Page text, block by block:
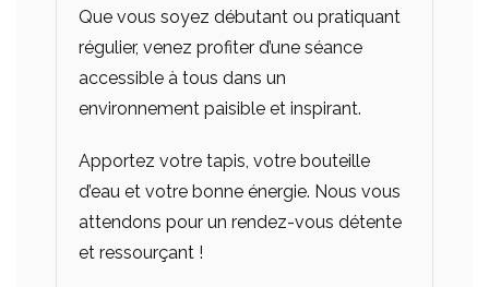
Que vous soyez débutant ou pratiquant
régulier, venez profiter d’une séance
accessible à tous dans un
environnement paisible et inspirant.
Apportez votre tapis, votre bouteille
d’eau et votre bonne énergie. Nous vous
attendons pour un rendez-vous détente
et ressourçant !